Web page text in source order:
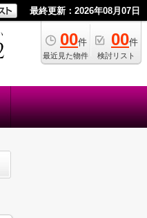
最終更新：2026年08月07日
00件
最近見た物件
00件
検討リスト